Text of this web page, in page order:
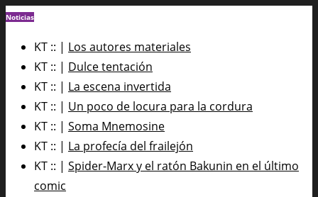
Noticias
KT :: | Los autores materiales
KT :: | Dulce tentación
KT :: | La escena invertida
KT :: | Un poco de locura para la cordura
KT :: | Soma Mnemosine
KT :: | La profecía del frailejón
KT :: | Spider-Marx y el ratón Bakunin en el último
comic